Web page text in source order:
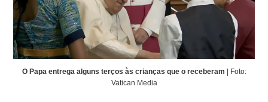
O Papa entrega alguns terços às crianças que o receberam | Foto:
Vatican Media